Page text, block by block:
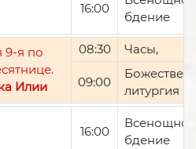
16:00
бдение
9-я по
Илии
08:30 Часы,
09:00
литургия
16:00
Всенощное
бдение